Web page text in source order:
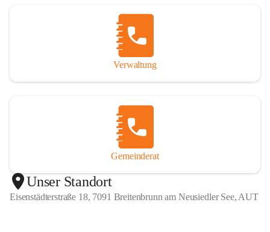
Verwaltung
Gemeinderat
Unser Standort
Eisenstädterstraße 18, 7091 Breitenbrunn am Neusiedler See, AUT